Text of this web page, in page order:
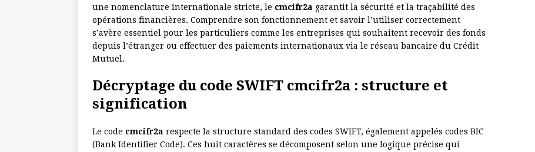
une nomenclature internationale stricte, le cmcifr2a garantit la sécurité et la traçabilité des
opérations financières. Comprendre son fonctionnement et savoir l’utiliser correctement
s’avère essentiel pour les particuliers comme les entreprises qui souhaitent recevoir des fonds
depuis l’étranger ou effectuer des paiements internationaux via le réseau bancaire du Crédit
Mutuel.
Décryptage du code SWIFT cmcifr2a : structure et
signification
Le code cmcifr2a respecte la structure standard des codes SWIFT, également appelés codes BIC
(Bank Identifier Code). Ces huit caractères se décomposent selon une logique précise qui